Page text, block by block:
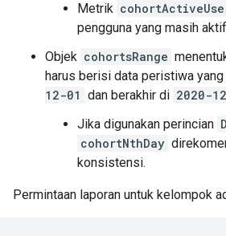
Metrik
pengguna yang masih
Objek cohortsRange
harus berisi data peristiwa
12-01 dan berakhir di 2020-
Jika digunakan perincian
cohortNthDay
konsistensi.
Permintaan laporan untuk kelompok